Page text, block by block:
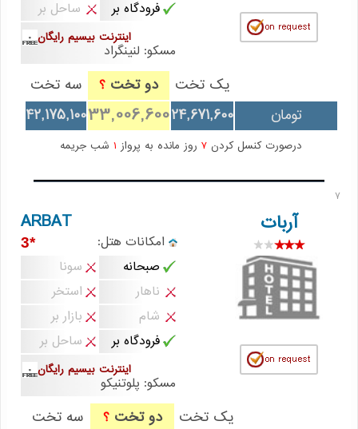
فرودگاه بر ساحل بر
اینترنت بیسیم رایگان
مسکو: لنینگراد
یک تخت دو تخت ؟
سه تخت
تومان
24,671,600
33,006,600
42,175,100
درصورت کنسل کردن 7 روز مانده به پرواز شب جریمه
7
آربات ARBAT
امکانات هتل: *3
صبحانه
سونا
ناهار
استخر
شام
بازار بر
فرودگاه بر
ساحل بر
اینترنت بیسیم رایگان
مسکو: پلوتنیکو
یک تخت دو تخت؟
سه تخت